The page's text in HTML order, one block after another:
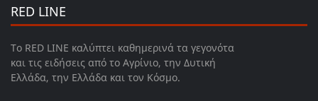
RED LINE
Το RED LINE καλύπτει καθημερινά τα γεγονότα
και τις ειδήσεις από το Αγρίνιο, την Δυτική
Ελλάδα, την Ελλάδα και τον Κόσμο.